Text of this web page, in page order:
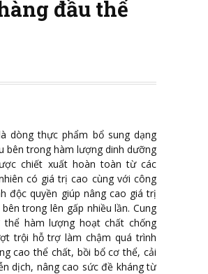
đầu thế
dòng thực phẩm bổ sung dạng
bên trong hàm lượng dinh dưỡng
chiết xuất hoàn toàn từ các
có giá trị cao cùng với công
độc quyền giúp nâng cao giá trị
trong lên gấp nhiều lần. Cung
thể hàm lượng hoạt chất chống
trội hỗ trợ làm chậm quá trình
cao thể chất, bồi bổ cơ thể, cải
dịch, nâng cao sức đề kháng từ